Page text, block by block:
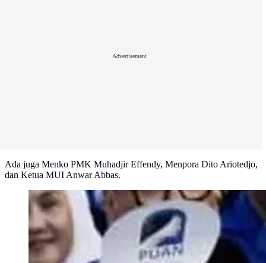
Advertisement
Ada juga Menko PMK Muhadjir Effendy, Menpora Dito Ariotedjo,
dan Ketua MUI Anwar Abbas.